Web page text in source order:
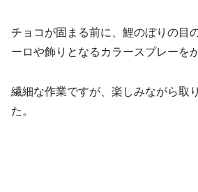
チョコが固まる前に、鯉のぼりの目
ーロや飾りとなるカラースプレーを
繊細な作業ですが、楽しみながら取
た。